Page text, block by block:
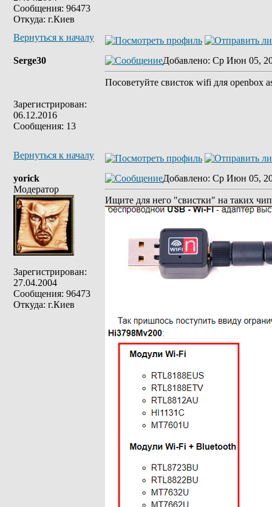
Сообщения: 96473
Откуда: г.Киев
Вернуться к началу
Serge30
Зарегистрирован:
06.12.2016
Сообщения: 13
Добавлено: Ср Июн 05,
Посоветуйте свисток wifi для openbox
Вернуться к началу
yorick
Модератор
Зарегистрирован:
27.04.2004
Сообщения: 96473
Откуда: г.Киев
Добавлено: Ср Июн 05,
Ищите для него "свистки" на таких